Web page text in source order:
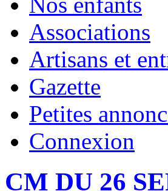
Associations
Artisans et
Gazette
Petites
Connexion
CM DU 26